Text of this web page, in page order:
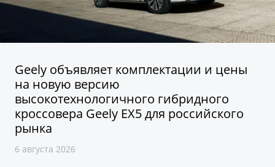
от 4 349 990 ₽* от 3 079 990 ₽*
Аксессуары
Автокредит
Расчет КАСКО
Страхование
Советы по эксплуатации
ПОДДЕРЖКА
Помощь на дорогах
Гарантия Geely
Geely объявляет комплектации и цены
на новую версию
высокотехнологичного гибридного
кроссовера Geely EX5 для российского
рынка
6 августа 2026